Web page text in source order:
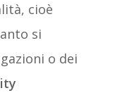
cioè
si
o dei